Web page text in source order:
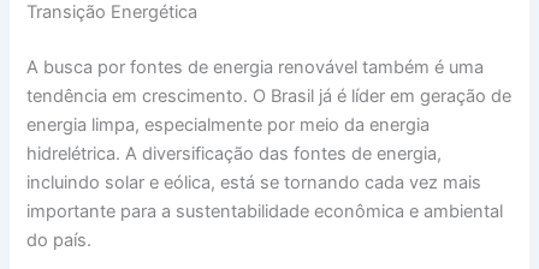
Transição Energética
A busca por fontes de energia renovável também é uma
tendência em crescimento. O Brasil já é líder em geração de
energia limpa, especialmente por meio da energia
hidrelétrica. A diversificação das fontes de energia,
incluindo solar e eólica, está se tornando cada vez mais
importante para a sustentabilidade econômica e ambiental
do país.